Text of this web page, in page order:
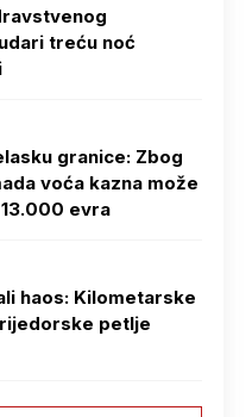
treću noć
granice: Zbog
voća kazna može
evra
haos: Kilometarske
petlje